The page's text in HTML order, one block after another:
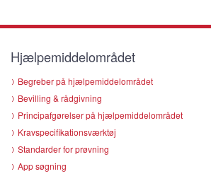
Hjælpemiddelområdet
Begreber på hjælpemiddelområdet
Bevilling & rådgivning
Principafgørelser på hjælpemiddelområdet
Kravspecifikationsværktøj
Standarder for prøvning
App søgning